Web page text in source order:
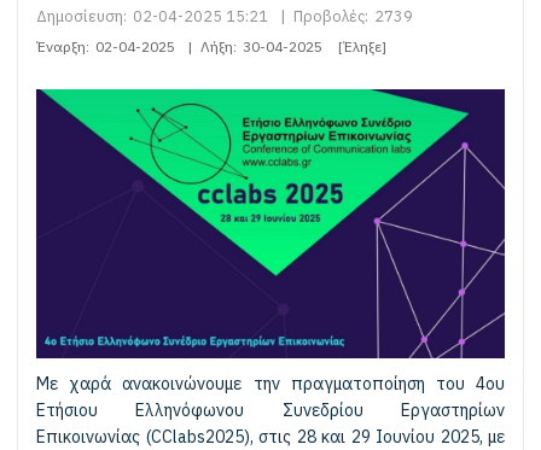
Δημοσίευση: 02-04-2025 15:21 | Προβολές: 2739
Έναρξη: 02-04-2025 | Λήξη: 30-04-2025 [Έληξε]
Με χαρά ανακοινώνουμε την πραγματοποίηση του 4ου
Ετήσιου Ελληνόφωνου Συνεδρίου Εργαστηρίων
Επικοινωνίας (CClabs2025), στις 28 και 29 Ιουνίου 2025, με